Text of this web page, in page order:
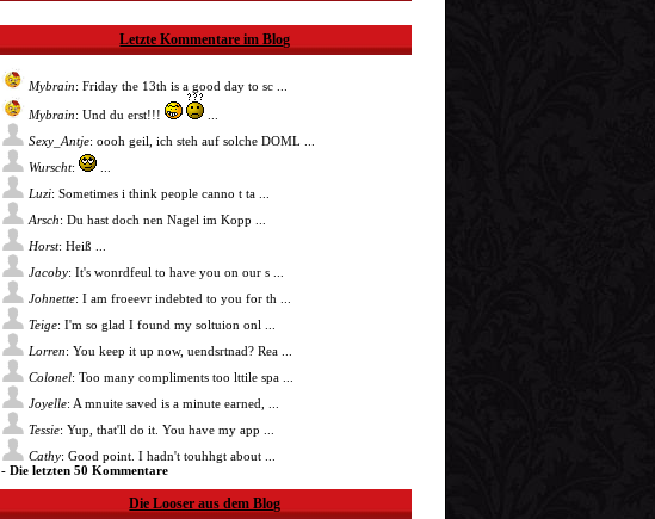
Letzte Kommentare im Blog
Mybrain: Friday the 13th is a good day to sc ...
Mybrain: Und du erst!!!
Sexy_Antje: oooh geil, ich steh auf solche DOML ...
Wurscht:
Luzi: Sometimes i think people canno t ta ...
Arsch: Du hast doch nen Nagel im Kopp ...
Horst: Heiß ...
Jacoby: It's wonrdfeul to have you on our s ...
Johnette: I am froeevr indebted to you for th ...
Teige: I'm so glad I found my soltuion onl ...
Lorren: You keep it up now, uendsrtnad? Rea ...
Colonel: Too many compliments too lttile spa ...
Joyelle: A mnuite saved is a minute earned, ...
Tessie: Yup, that'll do it. You have my app ...
Cathy: Good point. I hadn't touhhgt about ...
- Die letzten 50 Kommentare
Die Looser aus dem Blog